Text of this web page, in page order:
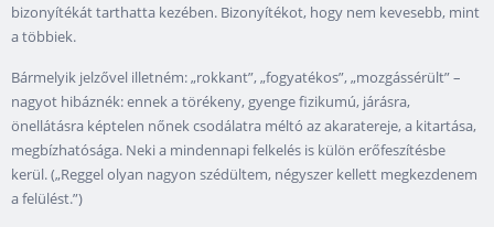
bizonyítékát tarthatta kezében. Bizonyítékot, hogy nem kevesebb, mint
a többiek.
Bármelyik jelzővel illetném: „rokkant”, „fogyatékos”, „mozgássérült” –
nagyot hibáznék: ennek a törékeny, gyenge fizikumú, járásra,
önellátásra képtelen nőnek csodálatra méltó az akaratereje, a kitartása,
megbízhatósága. Neki a mindennapi felkelés is külön erőfeszítésbe
kerül. („Reggel olyan nagyon szédültem, négyszer kellett megkezdenem
a felülést.”)